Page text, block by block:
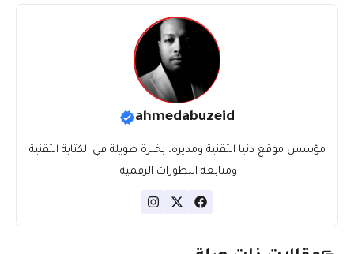
ahmedabuzeid
مؤسس موقع دنيا التقنية ومديره، بخبرة طويلة في الكتابة التقنية
ومتابعة التطورات الرقمية.